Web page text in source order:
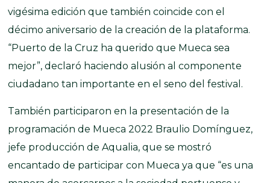
vigésima edición que también coincide con el
décimo aniversario de la creación de la plataforma.
“Puerto de la Cruz ha querido que Mueca sea
mejor”, declaró haciendo alusión al componente
ciudadano tan importante en el seno del festival.
También participaron en la presentación de la
programación de Mueca 2022 Braulio Domínguez,
jefe producción de Aqualia, que se mostró
encantado de participar con Mueca ya que “es una